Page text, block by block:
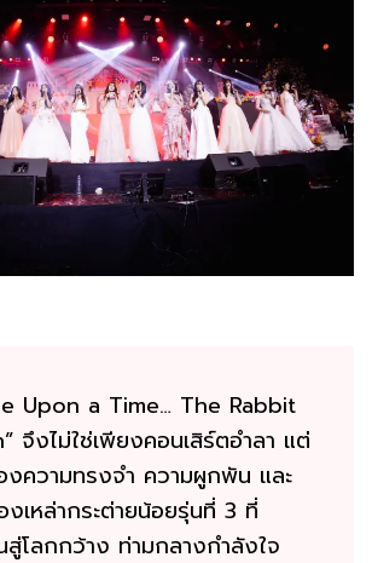
Upon a Time… The Rabbit
จึงไม่ใช่เพียงคอนเสิร์ตอำลา แต่
งความทรงจำ ความผูกพัน และ
งเหล่ากระต่ายน้อยรุ่นที่ 3 ที่
โลกกว้าง ท่ามกลางกำลังใจ